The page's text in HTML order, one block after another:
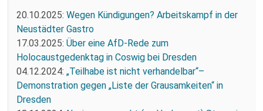
20.10.2025: Wegen Kündigungen? Arbeitskampf in der
Neustädter Gastro
17.03.2025: Über eine AfD-Rede zum
Holocaustgedenktag in Coswig bei Dresden
04.12.2024: „Teilhabe ist nicht verhandelbar“–
Demonstration gegen „Liste der Grausamkeiten“ in
Dresden